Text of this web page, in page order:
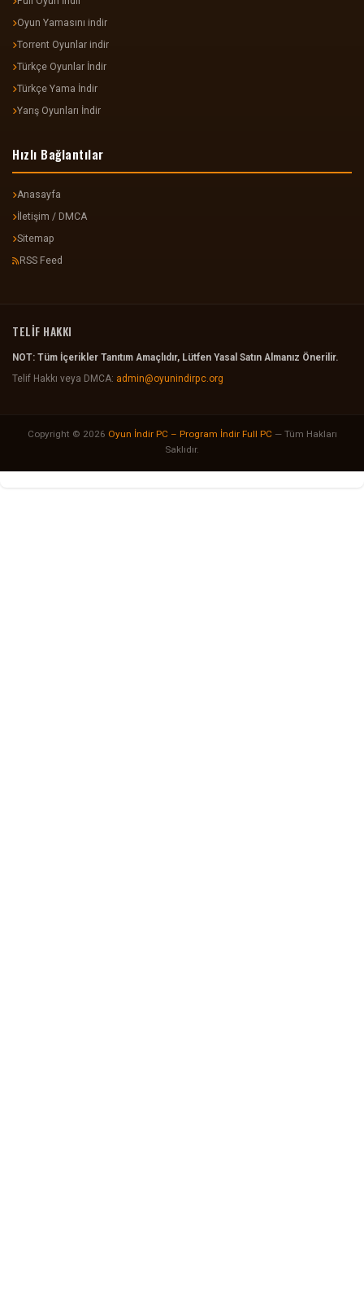
Oyun Yamasını indir
Torrent Oyunlar indir
Türkçe Oyunlar İndir
Türkçe Yama İndir
Yarış Oyunları İndir
Hızlı Bağlantılar
Anasayfa
İletişim / DMCA
Sitemap
RSS Feed
TELİF HAKKI
NOT: Tüm İçerikler Tanıtım Amaçlıdır, Lütfen Yasal Satın Almanız Önerilir.
Telif Hakkı veya DMCA: admin@oyunindirpc.org
Copyright © 2026 Oyun İndir PC – Program İndir Full PC — Tüm Hakları
Saklıdır.